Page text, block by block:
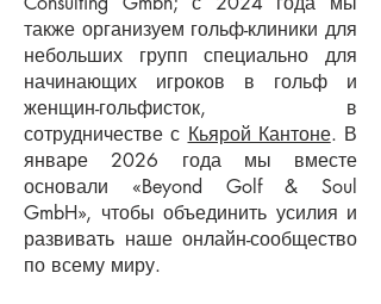
также организуем гольф-клиники для
небольших групп специально для
начинающих игроков в гольф и
женщин-гольфисток, в
сотрудничестве с Кьярой Кантоне. В
январе 2026 года мы вместе
основали «Beyond Golf & Soul
GmbH», чтобы объединить усилия и
развивать наше онлайн-сообщество
по всему миру.